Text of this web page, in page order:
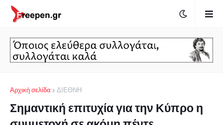
Αρχική σελίδα ΔΙΕΘΝΗ
Σημαντική επιτυχία για την Κύπρο η